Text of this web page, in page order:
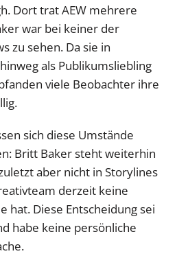
Dort trat AEW mehrere
war bei keiner der
zu sehen. Da sie in
als Publikumsliebling
viele Beobachter ihre
sich diese Umstände
Britt Baker steht weiterhin
aber nicht in Storylines
derzeit keine
hat. Diese Entscheidung sei
habe keine persönliche